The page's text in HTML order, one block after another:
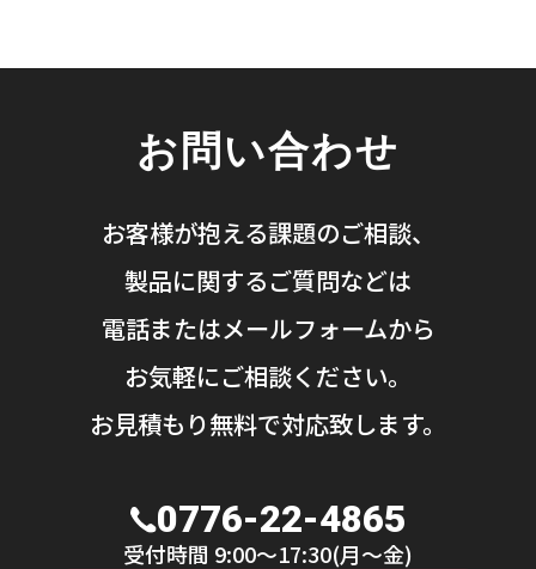
お問い合わせ
お客様が抱える課題のご相談、
製品に関するご質問などは
電話またはメールフォームから
お気軽にご相談ください。
お見積もり無料で対応致します。
0776-22-4865
受付時間 9:00〜17:30(月〜金)